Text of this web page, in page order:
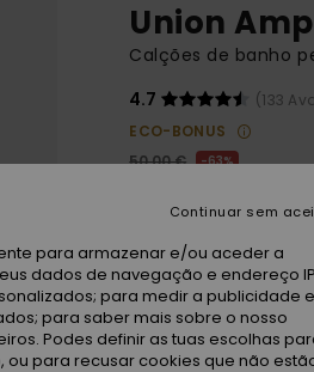
Union
Calções de banho
4.7
(133
ECO-BONUS
50,00 €
63%
DUPLA PROMO 25%
CorBluesteel
para armazenar e/ou aceder a
dados de navegação e endereço
para medir a publicidade e
para saber mais sobre o nosso
Podes definir as tuas escolhas
para recusar cookies que não
Continuar sem